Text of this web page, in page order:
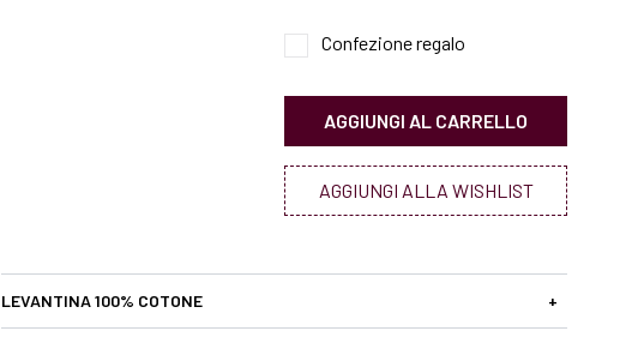
Confezione regalo
AGGIUNGI AL CARRELLO
AGGIUNGI ALLA WISHLIST
LEVANTINA 100% COTONE +